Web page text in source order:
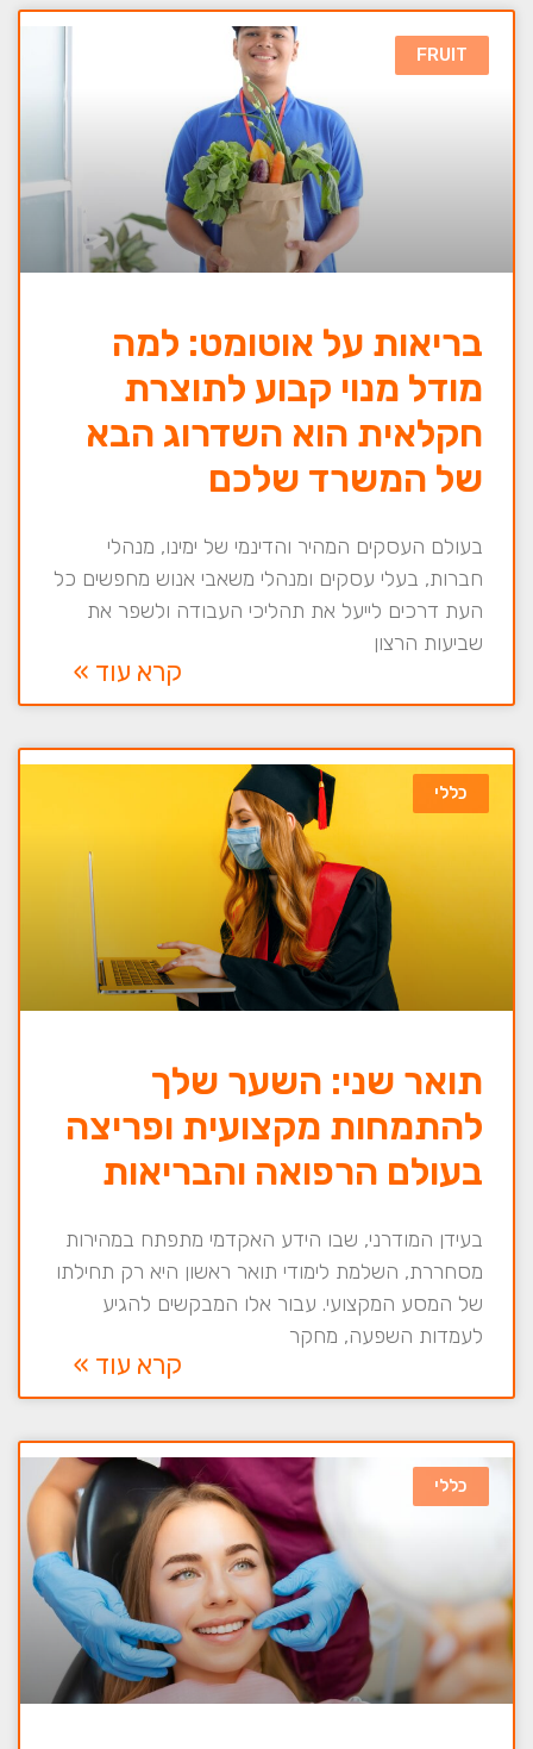
FRUIT
בריאות על אוטומט: למה
מודל מנוי קבוע לתוצרת
חקלאית הוא השדרוג הבא
של המשרד שלכם
בעולם העסקים המהיר והדינמי של ימינו, מנהלי
חברות, בעלי עסקים ומנהלי משאבי אנוש מחפשים כל
העת דרכים לייעל את תהליכי העבודה ולשפר את
שביעות הרצון
קרא עוד »
כללי
תואר שני: השער שלך
להתמחות מקצועית ופריצה
בעולם הרפואה והבריאות
בעידן המודרני, שבו הידע האקדמי מתפתח במהירות
מסחררת, השלמת לימודי תואר ראשון היא רק תחילתו
של המסע המקצועי. עבור אלו המבקשים להגיע
לעמדות השפעה, מחקר
קרא עוד »
כללי